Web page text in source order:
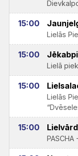
15:00
Lielās
15:00
Lielā
15:00
Lielās
15:00